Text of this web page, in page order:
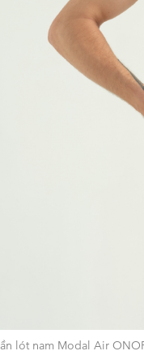
lót nam Modal Air